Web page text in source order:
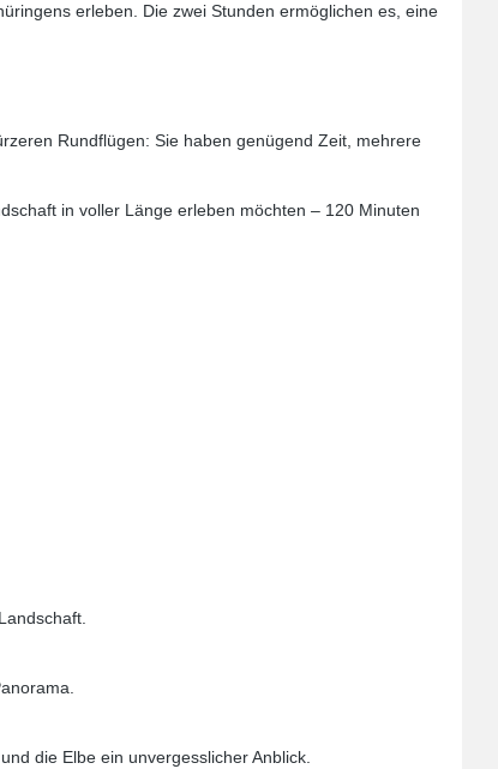
erleben. Die zwei Stunden ermöglichen es, eine
Rundflügen: Sie haben genügend Zeit, mehrere
in voller Länge erleben möchten – 120 Minuten
die Elbe ein unvergesslicher Anblick.